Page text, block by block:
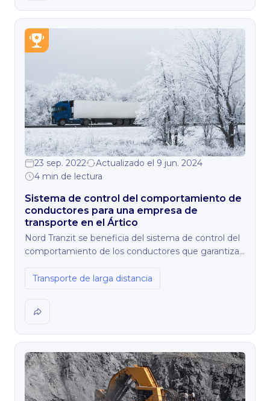
eficacia.
23 sep. 2022
Actualizado el 9 jun. 2024
4 min de lectura
Sistema de control del comportamiento de
conductores para una empresa de
transporte en el Ártico
Nord Tranzit se beneficia del sistema de control del
comportamiento de los conductores que garantiza
condiciones meteorológicas adversas. La solución
situación imprevista durante el transporte de carga
Transporte de larga distancia